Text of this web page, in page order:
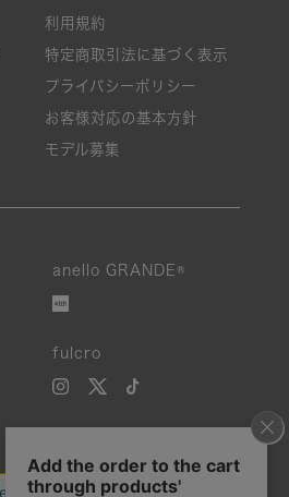
利用規約
特定商取引法に基づく表示
プライバシーポリシー
お客様対応の基本方針
モデル募集
anello GRANDE®
fulcro